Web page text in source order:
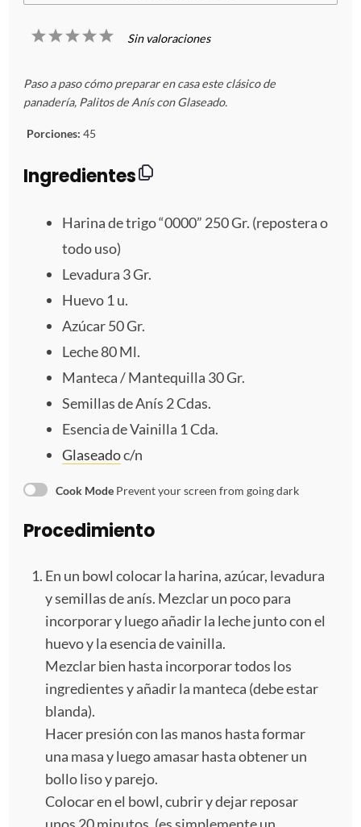
5
s
r
e
l
l
a
s
4
s
r
l
l
a
s
3
s
t
r
e
l
l
a
s
2
s
t
r
e
l
l
a
s
1
s
t
r
l
a
Sin valoraciones
Paso a paso cómo preparar en casa este clásico de
panadería, Palitos de Anís con Glaseado.
Porciones: 45
Ingredientes
Harina de trigo “0000” 250 Gr. (repostera o
todo uso)
Levadura 3Gr.
Huevo 1 u.
Azúcar 50 Gr.
Leche80Ml.
Manteca / Mantequilla 30 Gr.
Semillas de Anís 2 Cdas.
Esencia de Vainilla 1 Cda.
Glaseadoc/n
Cook Mode Prevent your screen from going dark
Procedimiento
En un bowl colocar la harina, azúcar, levadura
y semillas de anís. Mezclar un poco para
incorporar y luego añadir la leche junto con el
huevo y la esencia de vainilla.
Mezclar bien hasta incorporar todos los
ingredientes y añadir la manteca (debe estar
blanda).
Hacer presión con las manos hasta formar
una masa y luego amasar hasta obtener un
bollo liso y parejo.
Colocar en el bowl, cubrir y dejar reposar